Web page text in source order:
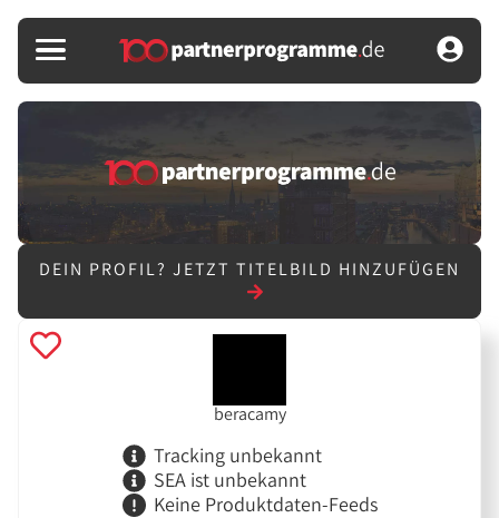
DEIN PROFIL? JETZT TITELBILD HINZUFÜGEN
beracamy
Tracking unbekannt
SEA ist unbekannt
Keine Produktdaten-Feeds